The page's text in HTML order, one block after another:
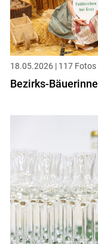
18.05.2026 | 117 Fotos
Bezirks-